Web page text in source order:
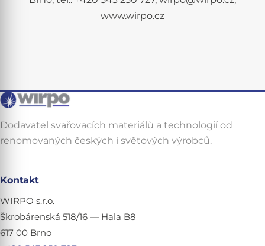
www.wirpo.cz
Dodavatel svařovacích materiálů a technologií od
renomovaných českých i světových výrobců.
Kontakt
WIRPO s.r.o.
Škrobárenská 518/16 — Hala B8
617 00 Brno